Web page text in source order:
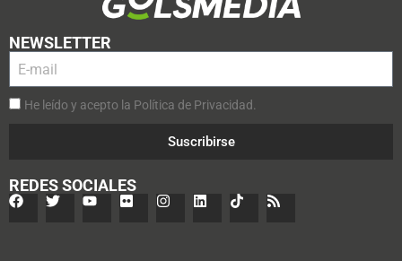
NEWSLETTER
He leído y acepto la Política de Privacidad.
Suscribirse
REDES SOCIALES